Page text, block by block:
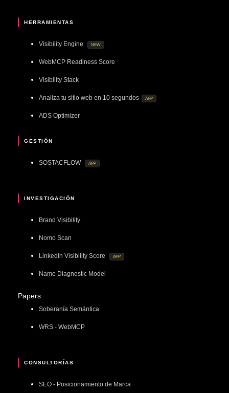
HERRAMIENTAS
Visibility Engine NEW
WebMCP Readiness Score
Visibility Stack
Analiza tu sitio web en 10 segundos APP
ADS Optimizer
GESTIÓN
SOSTACFLOW APP
INVESTIGACIÓN
Brand Visibility
Nomo Scan
LinkedIn Visibility Score APP
Name Diagnostic Model
Papers
Soberanía Semántica
WRS - WebMCP
CONSULTORÍAS
SEO - Posicionamiento de Marca